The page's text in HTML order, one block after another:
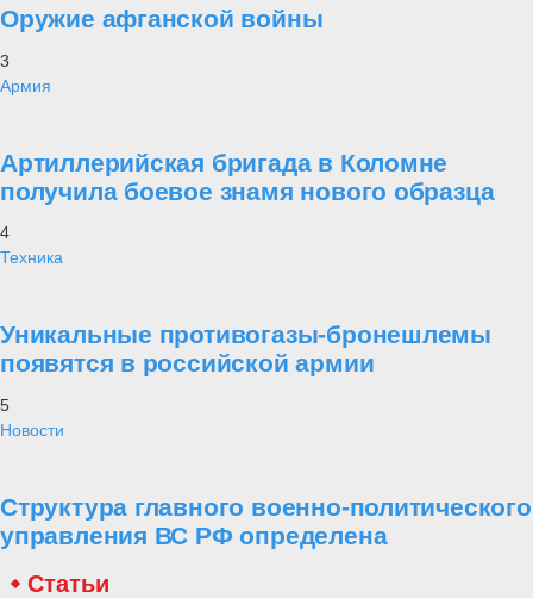
Оружие афганской войны
3
Армия
Артиллерийская бригада в Коломне
получила боевое знамя нового образца
4
Техника
Уникальные противогазы-бронешлемы
появятся в российской армии
5
Новости
Структура главного военно-политического
управления ВС РФ определена
Статьи